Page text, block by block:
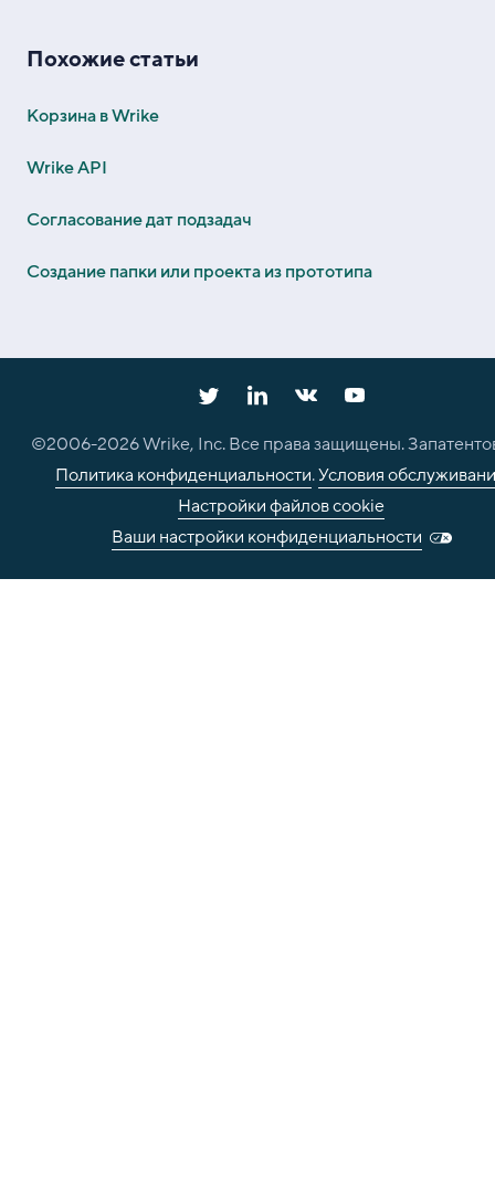
Похожие статьи
Корзина в Wrike
Wrike API
Согласование дат подзадач
Создание папки или проекта из прототипа
©2006-2026Wrike, Inc. Все права защищены.
Политика конфиденциальности.Условия
Настройки файлов cookie
Ваши настройки конфиденциальности